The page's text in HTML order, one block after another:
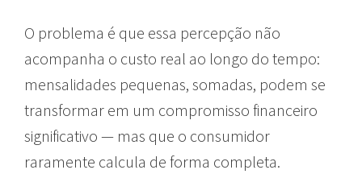
O problema é que essa percepção não
acompanha o custo real ao longo do tempo:
mensalidades pequenas, somadas, podem se
transformar em um compromisso financeiro
significativo — mas que o consumidor
raramente calcula de forma completa.